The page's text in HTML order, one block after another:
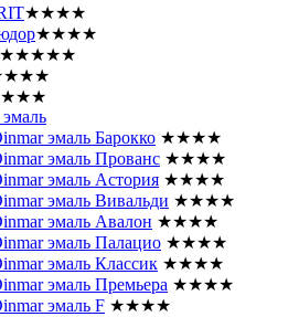
★★★★
★★★★
★★★★★
эмаль Барокко ★★★★
эмаль Прованс ★★★★
эмаль Астория ★★★★
эмаль Вивальди ★★★★
эмаль Авалон ★★★★
эмаль Палацио ★★★★
эмаль Классик ★★★★
эмаль Премьера ★★★★
эмаль F ★★★★